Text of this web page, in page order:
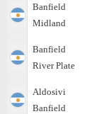
Banfield
Midland
Banfield
River Plate
Aldosivi
Banfield